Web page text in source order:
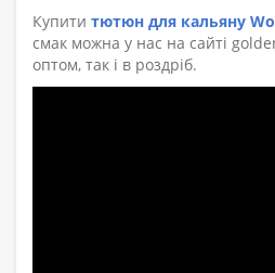
Купити тютюн для кальяну
смак можна у нас на сайті
оптом, так і в роздріб.